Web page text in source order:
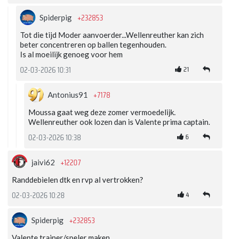
Spiderpig +232853
Tot die tijd Moder aanvoerder...Wellenreuther kan zich
beter concentreren op ballen tegenhouden.
Is al moeilijk genoeg voor hem
02-03-2026 10:31 21
Antonius91 +7178
Moussa gaat weg deze zomer vermoedelijk.
Wellenreuther ook lozen dan is Valente prima captain.
02-03-2026 10:38 6
jaivi62 +12207
Randdebielen dtk en rvp al vertrokken?
02-03-2026 10:28 4
Spiderpig +232853